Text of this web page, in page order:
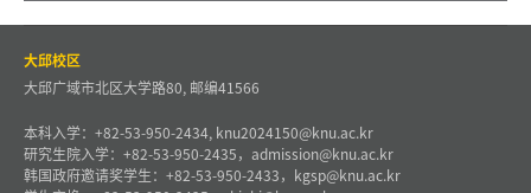
大邱校区
大邱广域市北区大学路80, 邮编41566
本科入学：+82-53-950-2434, knu2024150@knu.ac.kr
研究生院入学：+82-53-950-2435，admission@knu.ac.kr
韩国政府邀请奖学生：+82-53-950-2433，kgsp@knu.ac.kr